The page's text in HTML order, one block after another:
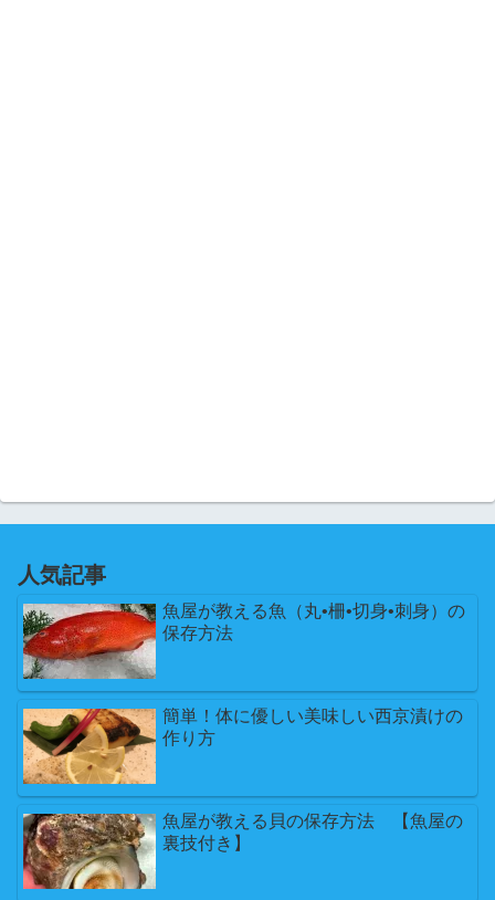
人気記事
魚屋が教える魚（丸•柵•切身•刺身）の
保存方法
簡単！体に優しい美味しい西京漬けの
作り方
魚屋が教える貝の保存方法 【魚屋の
裏技付き】